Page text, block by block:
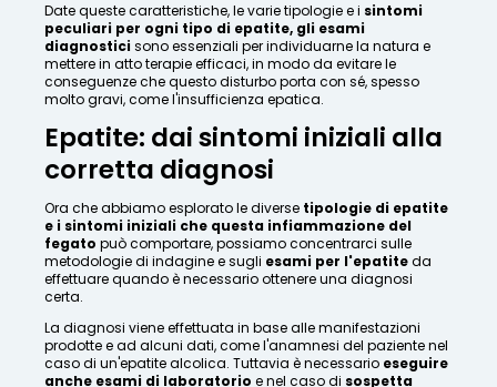
Date queste caratteristiche, le varie tipologie e i sintomi
peculiari per ogni tipo di epatite, gli esami
diagnosticisono essenziali per individuarne la natura e
mettere in atto terapie efficaci, in modo da evitare le
conseguenze che questo disturbo porta con sé, spesso
molto gravi, come l'insufficienza epatica.
Epatite: dai sintomi iniziali alla
corretta diagnosi
Ora che abbiamo esplorato le diverse tipologie di epatite
e i sintomi iniziali che questa infiammazione del
fegato può comportare, possiamo concentrarci sulle
metodologie di indagine e sugli esami per l'epatiteda
effettuare quando è necessario ottenere una diagnosi
certa.
La diagnosi viene effettuata in base alle manifestazioni
prodotte e ad alcuni dati, come l'anamnesi del paziente nel
caso di un'epatite alcolica. Tuttavia è necessario eseguire
anche esami di laboratorio e nel caso di sospetta